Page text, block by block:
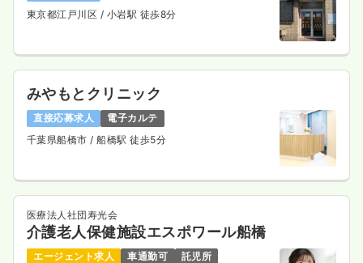
夜勤のみ（パート） 一時募集休止
日祝休み
気になる 詳細を見る
オペ室(手術室)正看護師 一般病院
日勤のみ（常勤）
東京都江戸川区 / 小岩駅 徒歩8分
みやもとクリニック
直接応募求人
電子カルテ
千葉県船橋市 / 船橋駅 徒歩5分
医療法人社団寿光会
介護老人保健施設エスポワール船橋
エージェント求人 車通勤可
託児所